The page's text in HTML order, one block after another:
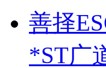
善择
*ST广